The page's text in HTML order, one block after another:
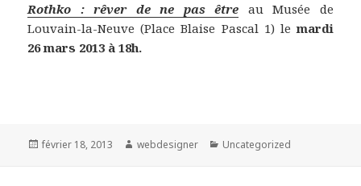
Rothko : rêver de ne pas être au Musée de
Louvain-la-Neuve (Place Blaise Pascal 1) lemardi
26 mars 2013 à 18h.
Publié
février 18, 2013 Auteur
webdesigner Catégories
Uncategorized